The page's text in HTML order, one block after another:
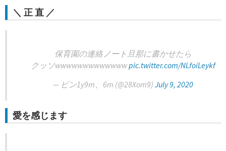
＼ 正 直 ／
保育園の連絡ノート旦那に書かせたら
クッソwwwwwwwwwwwwwpic.twitter.com/NLfoiLeykf
— ピン1y9m、6m (@28Xom9) July 9, 2020
愛を感じます